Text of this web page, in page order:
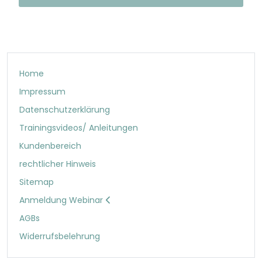
Home
Impressum
Datenschutzerklärung
Trainingsvideos/ Anleitungen
Kundenbereich
rechtlicher Hinweis
Sitemap
Anmeldung Webinar
AGBs
Widerrufsbelehrung